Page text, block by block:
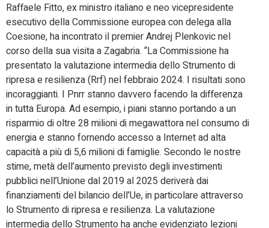
Raffaele Fitto, ex ministro italiano e neo vicepresidente
esecutivo della Commissione europea con delega alla
Coesione, ha incontrato il premier Andrej Plenkovic nel
corso della sua visita a Zagabria. “La Commissione ha
presentato la valutazione intermedia dello Strumento di
ripresa e resilienza (Rrf) nel febbraio 2024. I risultati sono
incoraggianti. I Pnrr stanno davvero facendo la differenza
in tutta Europa. Ad esempio, i piani stanno portando a un
risparmio di oltre 28 milioni di megawattora nel consumo di
energia e stanno fornendo accesso a Internet ad alta
capacità a più di 5,6 milioni di famiglie. Secondo le nostre
stime, metà dell’aumento previsto degli investimenti
pubblici nell’Unione dal 2019 al 2025 deriverà dai
finanziamenti del bilancio dell’Ue, in particolare attraverso
lo Strumento di ripresa e resilienza. La valutazione
intermedia dello Strumento ha anche evidenziato lezioni